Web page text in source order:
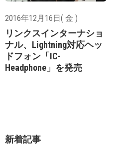
2016年12月16日( 金 )
リンクスインターナショ
ナル、Lightning対応ヘッ
ドフォン「IC-
Headphone」を発売
新着記事